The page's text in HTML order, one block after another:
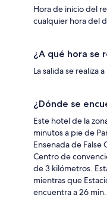
Hora de inicio del
cualquier hora del
¿A qué hora se
La salida se realiza a
¿Dónde se
Este hotel de la
minutos a pie de
Ensenada de False
Centro de
de 3 kilómetros.
mientras que
encuentra a 26 min.